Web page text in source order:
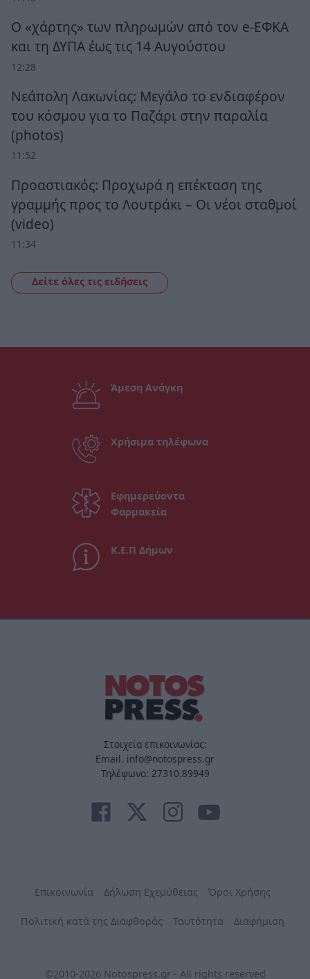
Ο «χάρτης» των πληρωμών από τον e-ΕΦΚΑ
και τη ΔΥΠΑ έως τις 14 Αυγούστου
12:28
Νεάπολη Λακωνίας: Μεγάλο το ενδιαφέρον
του κόσμου για το Παζάρι στην παραλία
(photos)
11:52
Προαστιακός: Προχωρά η επέκταση της
γραμμής προς το Λουτράκι – Οι νέοι σταθμοί
(video)
11:34
Δείτε όλες τις ειδήσεις
Άμεση Ανάγκη
Χρήσιμα τηλέφωνα
Εφημερεύοντα
Φαρμακεία
Κ.Ε.Π Δήμων
Στοιχεία επικοινωνίας:
Email. info@notospress.gr
Τηλέφωνο: 27310.89949
Επικοινωνία Δήλωση Εχεμύθειας Όροι Χρήσης
Πολιτική κατά της Διαφθοράς Ταυτότητα Διαφήμιση
©2010-2026 Notospress.gr - All rights reserved